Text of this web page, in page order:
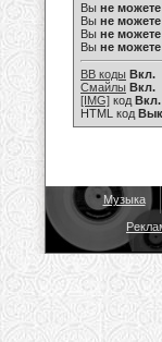
Вы не можете
Вы не можете
Вы не можете
Вы не можете
BB коды Вкл.
Смайлы Вкл.
[IMG] код Вкл.
HTML код
Музыка